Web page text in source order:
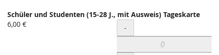
Schüler und Studenten (15-28 J., mit Ausweis) Tageskarte
6,00 €
Menge
-